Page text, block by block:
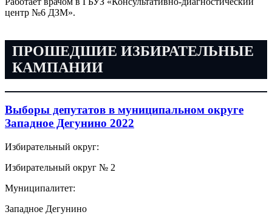
центр №6 ДЗМ».
ПРОШЕДШИЕ ИЗБИРАТЕЛЬНЫЕ
КАМПАНИИ
Выборы депутатов в муниципальном округе
Западное Дегунино 2022
Избирательный округ:
Избирательный округ № 2
Муниципалитет:
Западное Дегунино